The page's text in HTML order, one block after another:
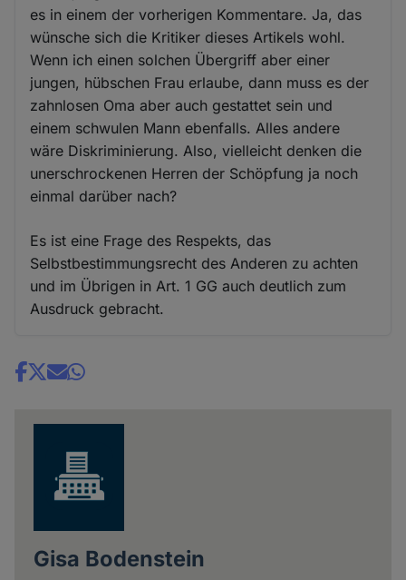
es in einem der vorherigen Kommentare. Ja, das
wünsche sich die Kritiker dieses Artikels wohl.
Wenn ich einen solchen Übergriff aber einer
jungen, hübschen Frau erlaube, dann muss es der
zahnlosen Oma aber auch gestattet sein und
einem schwulen Mann ebenfalls. Alles andere
wäre Diskriminierung. Also, vielleicht denken die
unerschrockenen Herren der Schöpfung ja noch
einmal darüber nach?
Es ist eine Frage des Respekts, das
Selbstbestimmungsrecht des Anderen zu achten
und im Übrigen in Art. 1 GG auch deutlich zum
Ausdruck gebracht.
Share
Gisa Bodenstein